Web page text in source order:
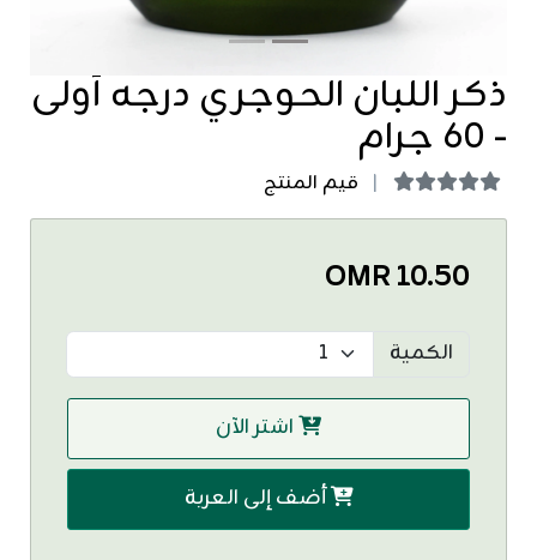
ذكر اللبان الحوجري درجه أولى
- ٦٠ جرام
قيم المنتج
OMR 10.50
الكمية
اشتر الآن
أضف إلى العربة